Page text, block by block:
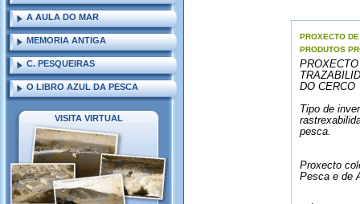
A AULA DO MAR
MEMORIA ANTIGA
C. PESQUEIRAS
O LIBRO AZUL DA PESCA
VISITA VIRTUAL
PROXECTO
PRODUTOS
DO CERCO
Tipo de
pesca.
Proxecto
Pesca e de